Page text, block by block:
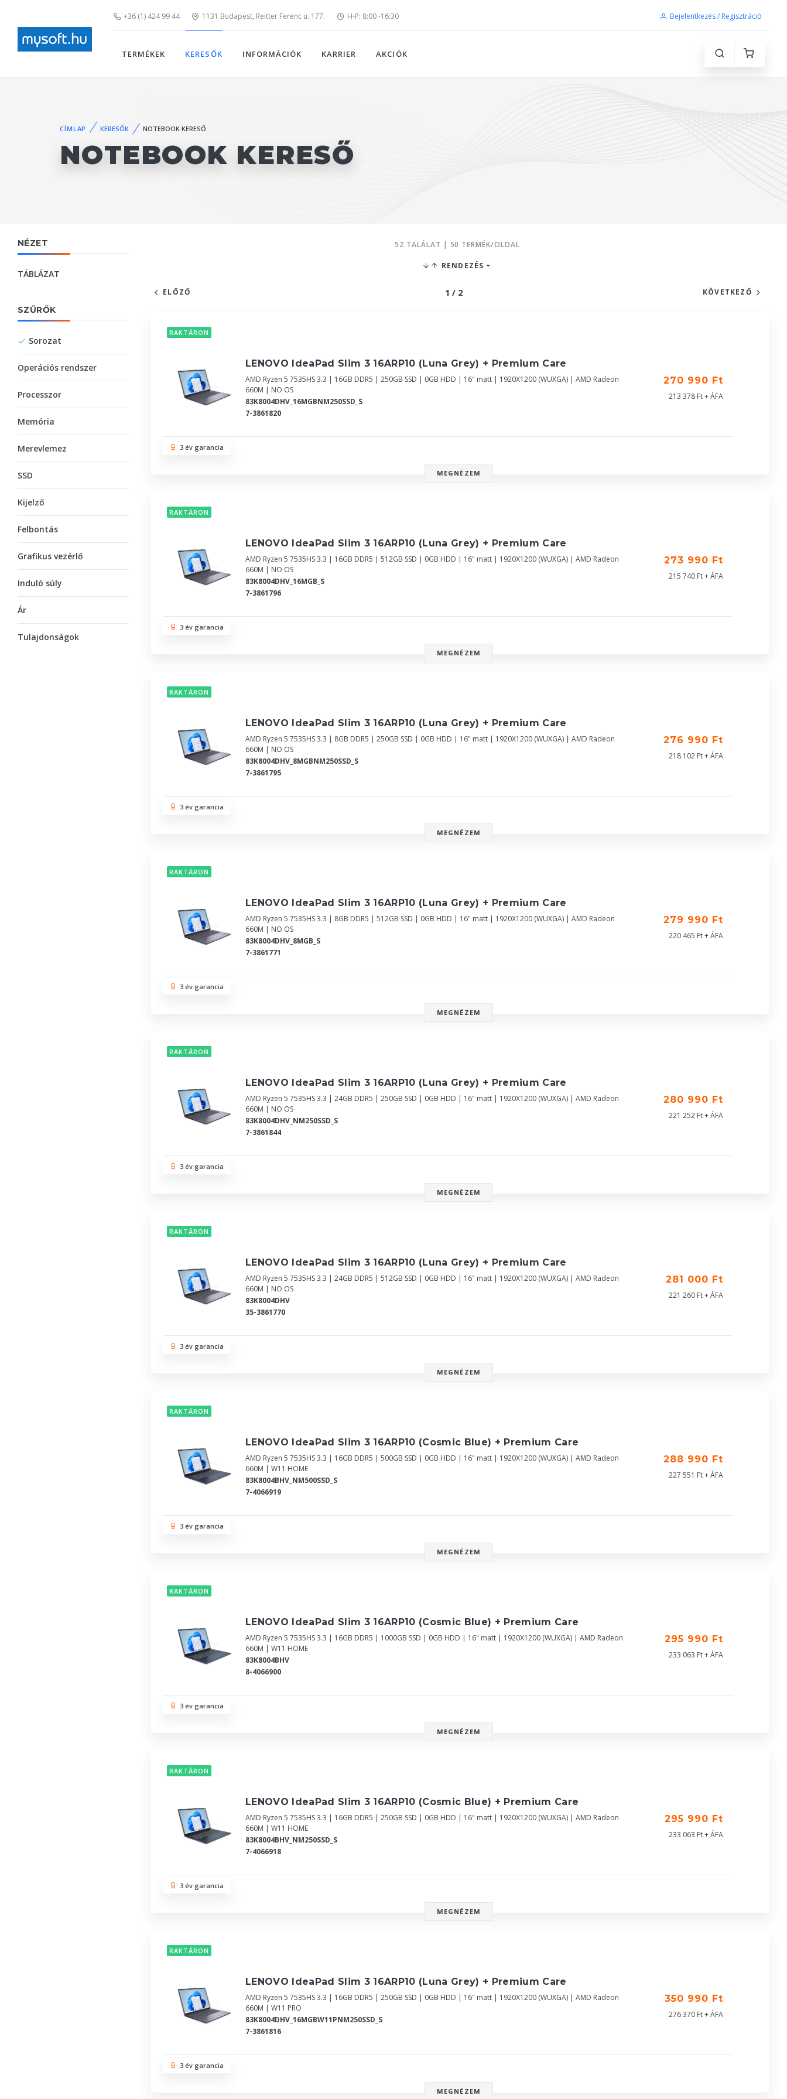
+36 (1) 424 99 44 1131 Budapest, Reitter Ferenc u. 177. H-P: 8:00 -16:30 Bejelentkezés / Regisztráció
TERMÉKEK KERESŐK INFORMÁCIÓK KARRIER AKCIÓK
CÍMLAP KERESŐK NOTEBOOK KERESŐ
NOTEBOOK KERESŐ
NÉZET
TÁBLÁZAT
SZŰRŐK
Sorozat
Operációs rendszer
Processzor
Memória
Merevlemez
SSD
Kijelző
Felbontás
Grafikus vezérlő
Induló súly
Ár
Tulajdonságok
52 TALÁLAT | 50 TERMÉK/OLDAL
RENDEZÉS
ELŐZŐ 1 / 2 KÖVETKEZŐ
RAKTÁRON
LENOVO IdeaPad Slim 3 16ARP10 (Luna Grey) + Premium Care
AMD Ryzen 5 7535HS 3.3 | 16GB DDR5 | 250GB SSD | 0GB HDD | 16" matt | 1920X1200 (WUXGA) | AMD Radeon
660M | NO OS
83K8004DHV_16MGBNM250SSD_S
7-3861820
270 990 Ft
213 378 Ft + ÁFA
3 év garancia
MEGNÉZEM
RAKTÁRON
LENOVO IdeaPad Slim 3 16ARP10 (Luna Grey) + Premium Care
AMD Ryzen 5 7535HS 3.3 | 16GB DDR5 | 512GB SSD | 0GB HDD | 16" matt | 1920X1200 (WUXGA) | AMD Radeon
660M | NO OS
83K8004DHV_16MGB_S
7-3861796
273 990 Ft
215 740 Ft + ÁFA
3 év garancia
MEGNÉZEM
RAKTÁRON
LENOVO IdeaPad Slim 3 16ARP10 (Luna Grey) + Premium Care
AMD Ryzen 5 7535HS 3.3 | 8GB DDR5 | 250GB SSD | 0GB HDD | 16" matt | 1920X1200 (WUXGA) | AMD Radeon
660M | NO OS
83K8004DHV_8MGBNM250SSD_S
7-3861795
276 990 Ft
218 102 Ft + ÁFA
3 év garancia
MEGNÉZEM
RAKTÁRON
LENOVO IdeaPad Slim 3 16ARP10 (Luna Grey) + Premium Care
AMD Ryzen 5 7535HS 3.3 | 8GB DDR5 | 512GB SSD | 0GB HDD | 16" matt | 1920X1200 (WUXGA) | AMD Radeon
660M | NO OS
83K8004DHV_8MGB_S
7-3861771
279 990 Ft
220 465 Ft + ÁFA
3 év garancia
MEGNÉZEM
RAKTÁRON
LENOVO IdeaPad Slim 3 16ARP10 (Luna Grey) + Premium Care
AMD Ryzen 5 7535HS 3.3 | 24GB DDR5 | 250GB SSD | 0GB HDD | 16" matt | 1920X1200 (WUXGA) | AMD Radeon
660M | NO OS
83K8004DHV_NM250SSD_S
7-3861844
280 990 Ft
221 252 Ft + ÁFA
3 év garancia
MEGNÉZEM
RAKTÁRON
LENOVO IdeaPad Slim 3 16ARP10 (Luna Grey) + Premium Care
AMD Ryzen 5 7535HS 3.3 | 24GB DDR5 | 512GB SSD | 0GB HDD | 16" matt | 1920X1200 (WUXGA) | AMD Radeon
660M | NO OS
83K8004DHV
35-3861770
281 000 Ft
221 260 Ft + ÁFA
3 év garancia
MEGNÉZEM
RAKTÁRON
LENOVO IdeaPad Slim 3 16ARP10 (Cosmic Blue) + Premium Care
AMD Ryzen 5 7535HS 3.3 | 16GB DDR5 | 500GB SSD | 0GB HDD | 16" matt | 1920X1200 (WUXGA) | AMD Radeon
660M | W11 HOME
83K8004BHV_NM500SSD_S
7-4066919
288 990 Ft
227 551 Ft + ÁFA
3 év garancia
MEGNÉZEM
RAKTÁRON
LENOVO IdeaPad Slim 3 16ARP10 (Cosmic Blue) + Premium Care
AMD Ryzen 5 7535HS 3.3 | 16GB DDR5 | 1000GB SSD | 0GB HDD | 16" matt | 1920X1200 (WUXGA) | AMD Radeon
660M | W11 HOME
83K8004BHV
8-4066900
295 990 Ft
233 063 Ft + ÁFA
3 év garancia
MEGNÉZEM
RAKTÁRON
LENOVO IdeaPad Slim 3 16ARP10 (Cosmic Blue) + Premium Care
AMD Ryzen 5 7535HS 3.3 | 16GB DDR5 | 250GB SSD | 0GB HDD | 16" matt | 1920X1200 (WUXGA) | AMD Radeon
660M | W11 HOME
83K8004BHV_NM250SSD_S
7-4066918
295 990 Ft
233 063 Ft + ÁFA
3 év garancia
MEGNÉZEM
RAKTÁRON
LENOVO IdeaPad Slim 3 16ARP10 (Luna Grey) + Premium Care
AMD Ryzen 5 7535HS 3.3 | 16GB DDR5 | 250GB SSD | 0GB HDD | 16" matt | 1920X1200 (WUXGA) | AMD Radeon
660M | W11 PRO
83K8004DHV_16MGBW11PNM250SSD_S
7-3861816
350 990 Ft
276 370 Ft + ÁFA
3 év garancia
MEGNÉZEM